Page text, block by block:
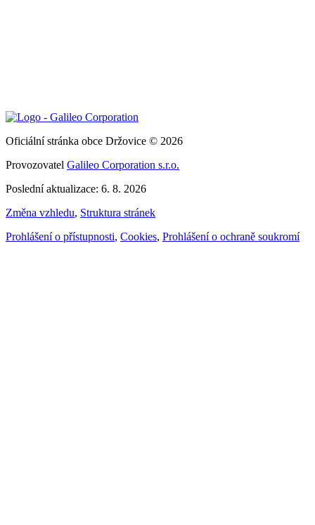
Oficiální stránka obce Držovice © 2026
Provozovatel Galileo Corporation s.r.o.
Poslední aktualizace: 6. 8. 2026
Změna vzhledu, Struktura stránek
Prohlášení o přístupnosti, Cookies, Prohlášení o ochraně soukromí